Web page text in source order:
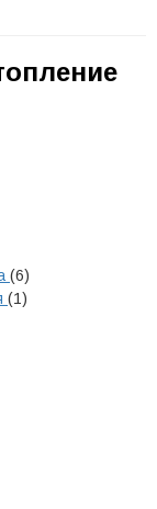
(6)
(1)